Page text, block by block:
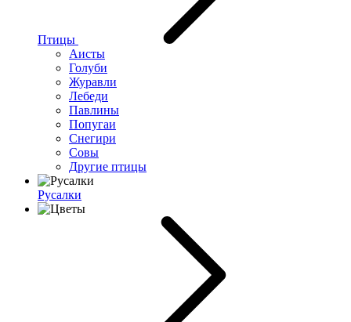
Птицы
Аисты
Голуби
Журавли
Лебеди
Павлины
Попугаи
Снегири
Совы
Другие птицы
Русалки